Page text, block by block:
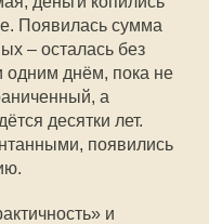
Появилась сумма
– осталась без
одним днём, пока не
а
десятки лет.
появились
и